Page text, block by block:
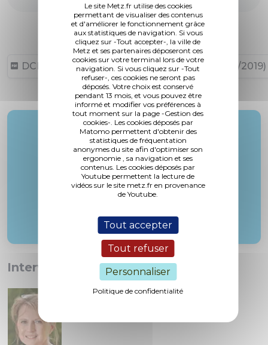
Le site Metz.fr utilise des cookies
permettant de visualiser des contenus
et d'améliorer le fonctionnement grâce
aux statistiques de navigation. Si vous
cliquez sur -Tout accepter-, la ville de
Metz et ses partenaires déposeront ces
cookies sur votre terminal lors de votre
navigation. Si vous cliquez sur -Tout
refuser-, ces cookies ne seront pas
déposés. Votre choix est conservé
pendant 13 mois, et vous pouvez être
informé et modifier vos préférences à
tout moment sur la page -Gestion des
cookies-. Les cookies déposés par
Matomo permettent d'obtenir des
statistiques de fréquentation
anonymes du site afin d'optimiser son
ergonomie , sa navigation et ses
contenus. Les cookies déposés par
Youtube permettent la lecture de
vidéos sur le site metz.fr en provenance
de Youtube.
Tout accepter
Tout refuser
Personnaliser
Politique de confidentialité
DCM N°19-07-04-18 (92,76 ko, publié le 25/07/2019)
Rapporteur :
Mme. Riblet
Interventions :